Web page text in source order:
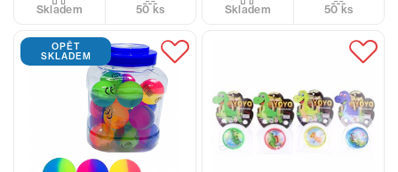
Skladem 50 ks Skladem 50 ks
OPĚT
SKLADEM